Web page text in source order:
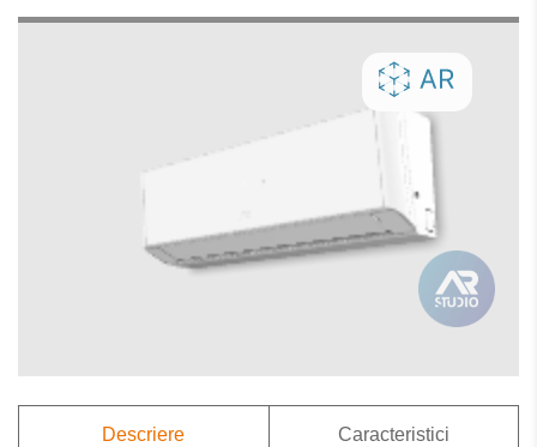
Descriere Caracteristici